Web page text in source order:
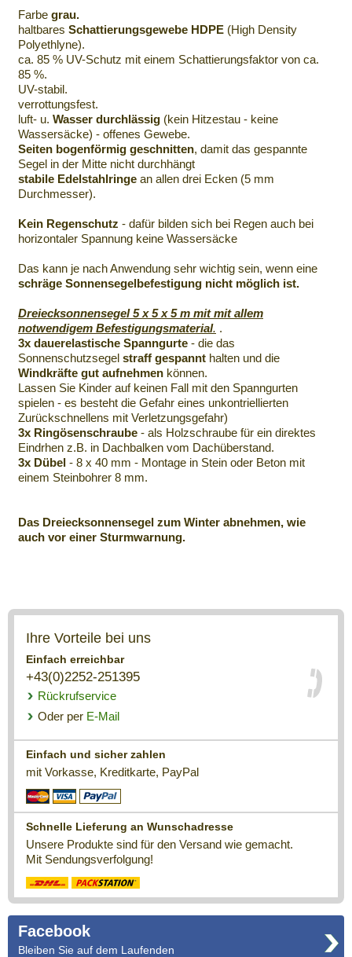
Farbe grau.
haltbares Schattierungsgewebe HDPE (High Density
Polyethlyne).
ca. 85 % UV-Schutz mit einem Schattierungsfaktor von ca.
85 %.
UV-stabil.
verrottungsfest.
luft- u. Wasser durchlässig (kein Hitzestau - keine
Wassersäcke) - offenes Gewebe.
Seiten bogenförmig geschnitten, damit das gespannte
Segel in der Mitte nicht durchhängt
stabile Edelstahlringe an allen drei Ecken (5 mm
Durchmesser).
Kein Regenschutz - dafür bilden sich bei Regen auch bei
horizontaler Spannung keine Wassersäcke
Das kann je nach Anwendung sehr wichtig sein, wenn eine
schräge Sonnensegelbefestigung nicht möglich ist.
Dreiecksonnensegel 5 x 5 x 5 m mit mit allem
notwendigem Befestigungsmaterial. .
3x dauerelastische Spanngurte - die das
Sonnenschutzsegel straff gespannt halten und die
Windkräfte gut aufnehmen können.
Lassen Sie Kinder auf keinen Fall mit den Spanngurten
spielen - es besteht die Gefahr eines unkontriellierten
Zurückschnellens mit Verletzungsgefahr)
3x Ringösenschraube - als Holzschraube für ein direktes
Eindrhen z.B. in Dachbalken vom Dachüberstand.
3x Dübel - 8 x 40 mm - Montage in Stein oder Beton mit
einem Steinbohrer 8 mm.
Das Dreiecksonnensegel zum Winter abnehmen, wie
auch vor einer Sturmwarnung.
Ihre Vorteile bei uns
Einfach erreichbar
+43(0)2252-251395
Rückrufservice
Oder per E-Mail
Einfach und sicher zahlen
mit Vorkasse, Kreditkarte, PayPal
Schnelle Lieferung an Wunschadresse
Unsere Produkte sind für den Versand wie gemacht.
Mit Sendungsverfolgung!
Facebook
Bleiben Sie auf dem Laufenden